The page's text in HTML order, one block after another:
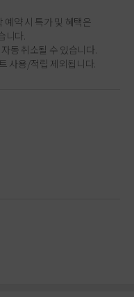
약 시 특가 및 혜택은
니다.
동 취소될 수 있습니다.
사용/적립 제외됩니다.